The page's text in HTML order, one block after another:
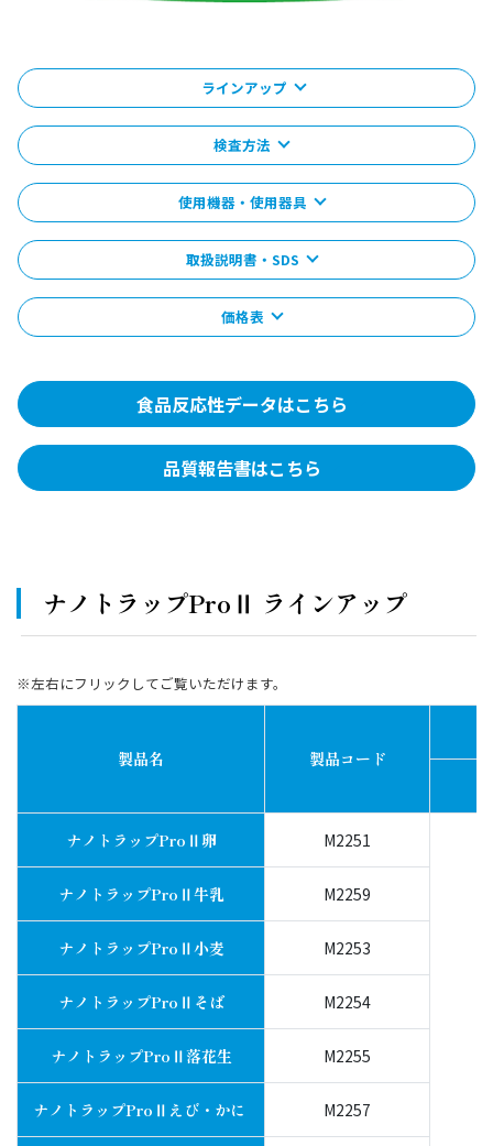
ラインアップ
検査方法
使用機器・使用器具
取扱説明書・SDS
価格表
食品反応性データはこちら
品質報告書はこちら
ナノトラップProⅡ ラインアップ
※左右にフリックしてご覧いただけます。
製品名 製品コード
ナノトラップProⅡ卵 M2251
ナノトラップProⅡ牛乳 M2259
ナノトラップProⅡ小麦 M2253
ナノトラップProⅡそば M2254
ナノトラップProⅡ落花生 M2255
ナノトラップProⅡえび・かに M2257